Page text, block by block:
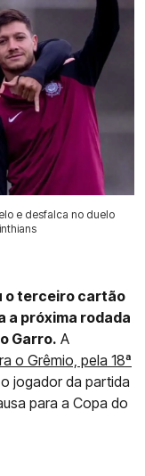
e desfalca no duelo
o terceiro cartão
a próxima rodada
Garro. A
o Grêmio, pela 18ª
jogador da partida
para a Copa do